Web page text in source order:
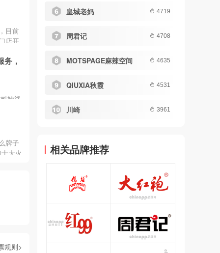
目前
店开
的朋
，
始终
高标
。除
牌子
大火
规则>
皇城老妈 4719
周君记 4708
MOTSPAGE麻辣空间 4635
QIUXIA秋霞 4531
川崎 3961
相关品牌推荐